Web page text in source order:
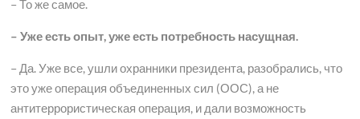
– То же самое.
– Уже есть опыт, уже есть потребность насущная.
– Да. Уже все, ушли охранники президента, разобрались, что
это уже операция объединенных сил (ООС), а не
антитеррористическая операция, и дали возможность